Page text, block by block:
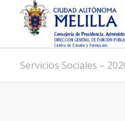
Servicios Sociales –